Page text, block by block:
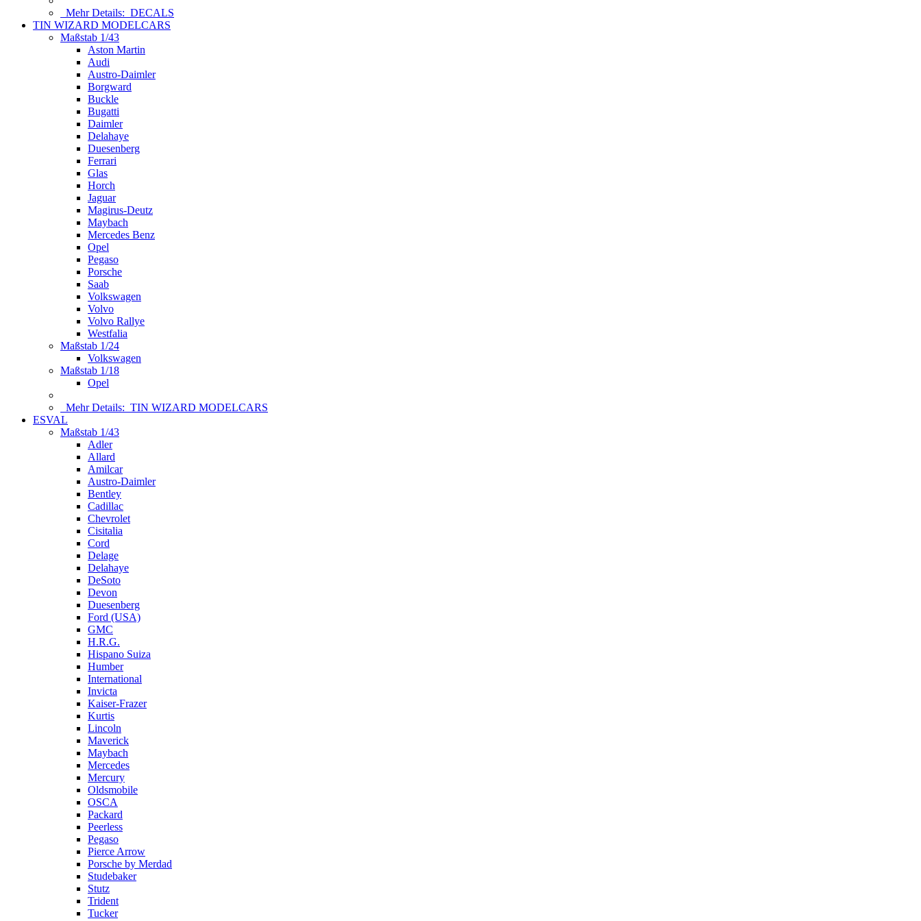
Mehr Details: DECALS
TIN WIZARD MODELCARS
Maßstab 1/43
Aston Martin
Audi
Austro-Daimler
Borgward
Buckle
Bugatti
Daimler
Delahaye
Duesenberg
Ferrari
Glas
Horch
Jaguar
Magirus-Deutz
Maybach
Mercedes Benz
Opel
Pegaso
Porsche
Saab
Volkswagen
Volvo
Volvo Rallye
Westfalia
Maßstab 1/24
Volkswagen
Maßstab 1/18
Opel
Mehr Details: TIN WIZARD MODELCARS
ESVAL
Maßstab 1/43
Adler
Allard
Amilcar
Austro-Daimler
Bentley
Cadillac
Chevrolet
Cisitalia
Cord
Delage
Delahaye
DeSoto
Devon
Duesenberg
Ford (USA)
GMC
H.R.G.
Hispano Suiza
Humber
International
Invicta
Kaiser-Frazer
Kurtis
Lincoln
Maverick
Maybach
Mercedes
Mercury
Oldsmobile
OSCA
Packard
Peerless
Pegaso
Pierce Arrow
Porsche by Merdad
Studebaker
Stutz
Trident
Tucker